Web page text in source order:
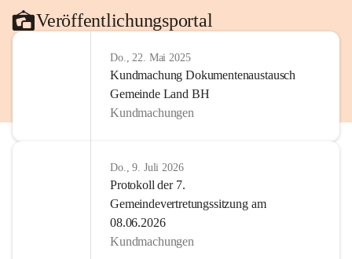
Veröffentlichungsportal
Do., 22. Mai 2025
Kundmachung Dokumentenaustausch
Gemeinde Land BH
Kundmachungen
Do., 9. Juli 2026
Protokoll der 7.
Gemeindevertretungssitzung am
08.06.2026
Kundmachungen